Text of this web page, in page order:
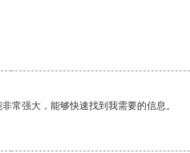
常强大，能够快速找到我需要的信息。